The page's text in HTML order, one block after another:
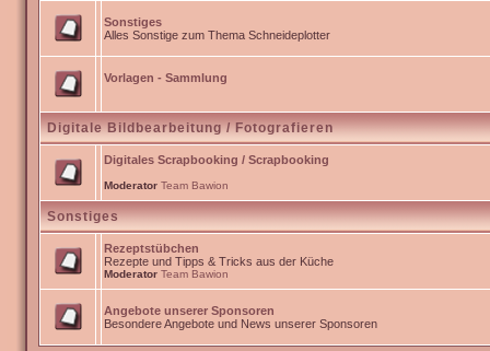
Sonstiges
Alles Sonstige zum Thema Schneideplotter
Vorlagen - Sammlung
Digitale Bildbearbeitung / Fotografieren
Digitales Scrapbooking / Scrapbooking
Moderator Team Bawion
Sonstiges
Rezeptstübchen
Rezepte und Tipps & Tricks aus der Küche
Moderator Team Bawion
Angebote unserer Sponsoren
Besondere Angebote und News unserer Sponsoren